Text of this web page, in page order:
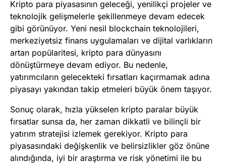
Kripto para piyasasının geleceği, yenilikçi projeler ve
teknolojik gelişmelerle şekillenmeye devam edecek
gibi görünüyor. Yeni nesil blockchain teknolojileri,
merkeziyetsiz finans uygulamaları ve dijital varlıkların
artan popülaritesi, kripto para dünyasını
dönüştürmeye devam ediyor. Bu nedenle,
yatırımcıların gelecekteki fırsatları kaçırmamak adına
piyasayı yakından takip etmeleri büyük önem taşıyor.
Sonuç olarak, hızla yükselen kripto paralar büyük
fırsatlar sunsa da, her zaman dikkatli ve bilinçli bir
yatırım stratejisi izlemek gerekiyor. Kripto para
piyasasındaki değişkenlik ve belirsizlikler göz önüne
alındığında, iyi bir araştırma ve risk yönetimi ile bu